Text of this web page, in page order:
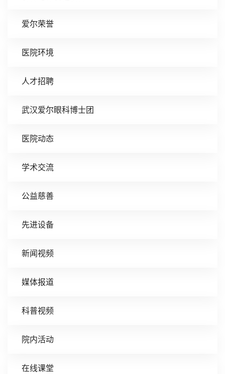
爱尔荣誉
医院环境
人才招聘
武汉爱尔眼科博士团
医院动态
学术交流
公益慈善
先进设备
新闻视频
媒体报道
科普视频
院内活动
在线课堂